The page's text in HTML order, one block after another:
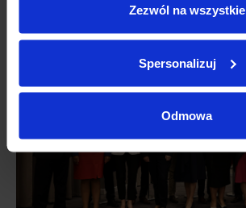
Zezwól na wszystkie
Spersonalizuj
Odmowa
Hendrysiak oraz Jarosław Komża.